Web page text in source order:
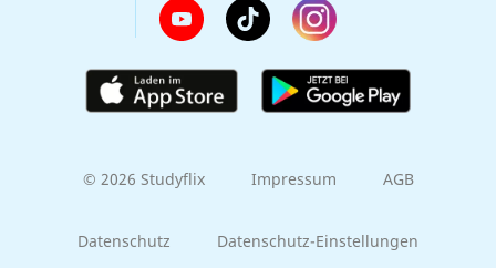
© 2026 Studyflix Impressum AGB
Datenschutz Datenschutz-Einstellungen